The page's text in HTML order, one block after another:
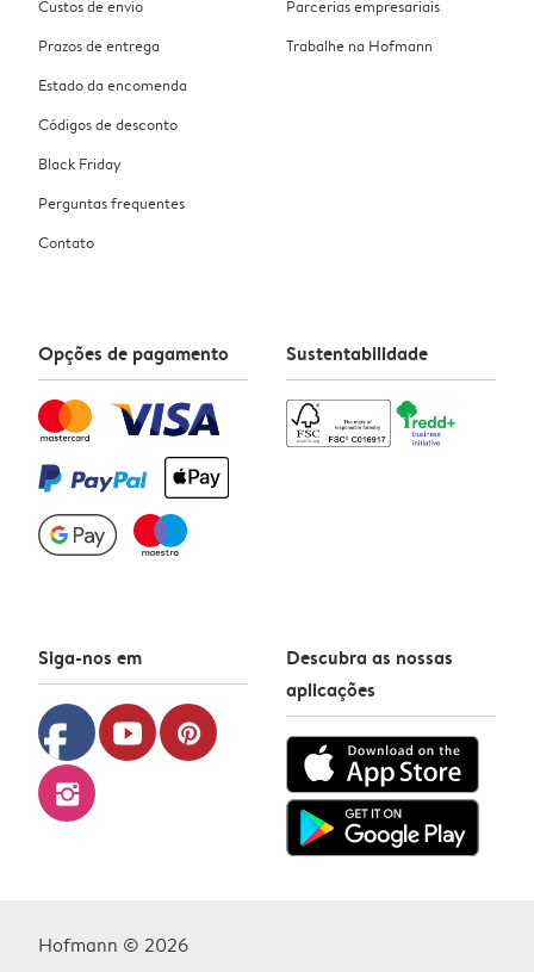
Custos de envio
Prazos de entrega
Estado da encomenda
Códigos de desconto
Black Friday
Perguntas frequentes
Contato
Parcerias empresariais
Trabalhe na Hofmann
Opções de pagamento Sustentabilidade
Siga-nos em
facebook youtube pinterest
instagram
Descubra as nossas
aplicações
Hofmann © 2026